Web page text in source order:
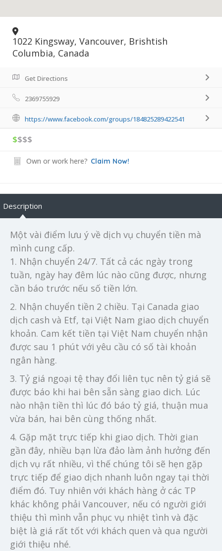
1022 Kingsway, Vancouver, Brishtish
Columbia, Canada
Get Directions
2369755929
https://www.facebook.com/groups/184825289422541
$$$$
Own or work here? Claim Now!
Description
Một vài điểm lưu ý về dịch vụ chuyển tiền mà
mình cung cấp.
1. Nhận chuyển 24/7. Tất cả các ngày trong
tuần, ngày hay đêm lúc nào cũng được, nhưng
cần báo trước nếu số tiền lớn.
2. Nhận chuyển tiền 2 chiều. Tại Canada giao
dịch cash và Etf, tại Việt Nam giao dịch chuyển
khoản. Cam kết tiền tại Việt Nam chuyển nhận
được sau 1 phút với yêu cầu có số tài khoản
ngân hàng.
3. Tỷ giá ngoại tệ thay đổi liên tục nên tỷ giá sẽ
được báo khi hai bên sẵn sàng giao dich. Lúc
nào nhận tiền thì lúc đó báo tỷ giá, thuận mua
vừa bán, hai bên cùng thống nhất.
4. Gặp mặt trực tiếp khi giao dịch. Thời gian
gần đây, nhiều bạn lừa đảo làm ảnh hưởng đến
dịch vụ rất nhiều, vì thế chúng tôi sẽ hẹn gặp
trực tiếp để giao dịch nhanh luôn ngay tại thời
điểm đó. Tuy nhiên với khách hàng ở các TP
khác không phải Vancouver, nếu có người giới
thiệu thì mình vẫn phục vụ nhiệt tình và đặc
biệt là giá rất tốt với khách quen và qua người
giới thiệu nhé.